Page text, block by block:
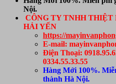
Nội.
CÔNG TY TNHH
HẢI YẾN
https://
E-mail:
Điện Thoại:
0334.55.33.55
Hàng Mới 100%.
thành Hà Nội.